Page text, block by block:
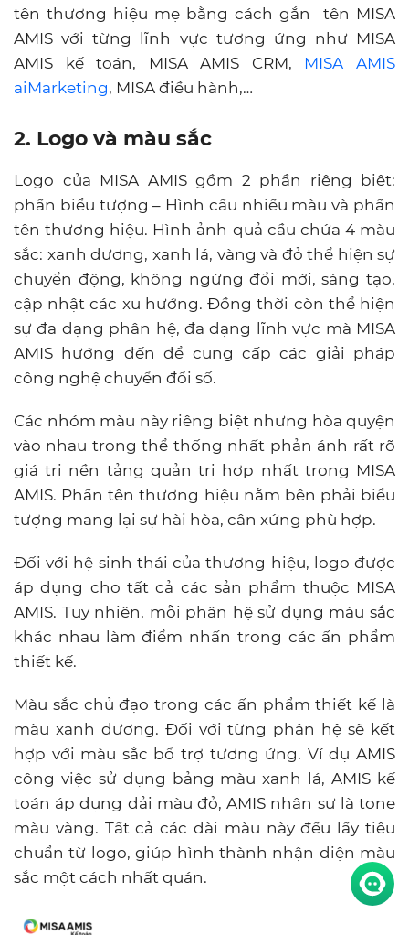
tên thương hiệu mẹ bằng cách gắn tên MISA
AMIS với từng lĩnh vực tương ứng như MISA
AMIS kế toán, MISA AMIS CRM, MISA AMIS
aiMarketing, MISA điều hành,…
2. Logo và màu sắc
Logo của MISA AMIS gồm 2 phần riêng biệt:
phần biểu tượng – Hình cầu nhiều màu và phần
tên thương hiệu. Hình ảnh quả cầu chứa 4 màu
sắc: xanh dương, xanh lá, vàng và đỏ thể hiện sự
chuyển động, không ngừng đổi mới, sáng tạo,
cập nhật các xu hướng. Đồng thời còn thể hiện
sự đa dạng phân hệ, đa dạng lĩnh vực mà MISA
AMIS hướng đến để cung cấp các giải pháp
công nghệ chuyển đổi số.
Các nhóm màu này riêng biệt nhưng hòa quyện
vào nhau trong thể thống nhất phản ánh rất rõ
giá trị nền tảng quản trị hợp nhất trong MISA
AMIS. Phần tên thương hiệu nằm bên phải biểu
tượng mang lại sự hài hòa, cân xứng phù hợp.
Đối với hệ sinh thái của thương hiệu, logo được
áp dụng cho tất cả các sản phẩm thuộc MISA
AMIS. Tuy nhiên, mỗi phân hệ sử dụng màu sắc
khác nhau làm điểm nhấn trong các ấn phẩm
thiết kế.
Màu sắc chủ đạo trong các ấn phẩm thiết kế là
màu xanh dương. Đối với từng phân hệ sẽ kết
hợp với màu sắc bổ trợ tương ứng. Ví dụ AMIS
công việc sử dụng bảng màu xanh lá, AMIS kế
toán áp dụng dải màu đỏ, AMIS nhân sự là tone
màu vàng. Tất cả các dài màu này đều lấy tiêu
chuẩn từ logo, giúp hình thành nhận diện màu
sắc một cách nhất quán.